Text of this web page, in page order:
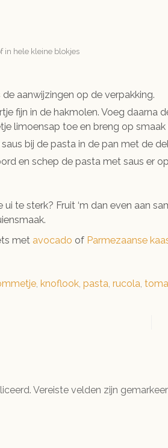
in hele kleine blokjes
aanwijzingen op de verpakking.
fijn in de hakmolen. Voeg
limoensap toe en breng op
bij de pasta in de pan met de
en schep de pasta met saus er
ui te sterk? Fruit ‘m dan even aan
met avocado of Parmezaanse
knoflook pasta rucola
Vereiste velden zijn